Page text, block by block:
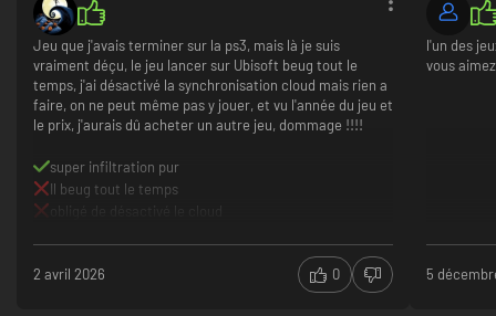
Buggé
Jeu que j'avais terminer sur la ps3, mais là je suis
vraiment déçu, le jeu lancer sur Ubisoft beug tout le
temps, j'ai désactivé la synchronisation cloud mais rien a
faire, on ne peut même pas y jouer, et vu l'année du jeu et
le prix, j'aurais dû acheter un autre jeu, dommage !!!!
super infiltration pur
Il beug tout le temps
2 avril 2026 0
l'un des
vous
5